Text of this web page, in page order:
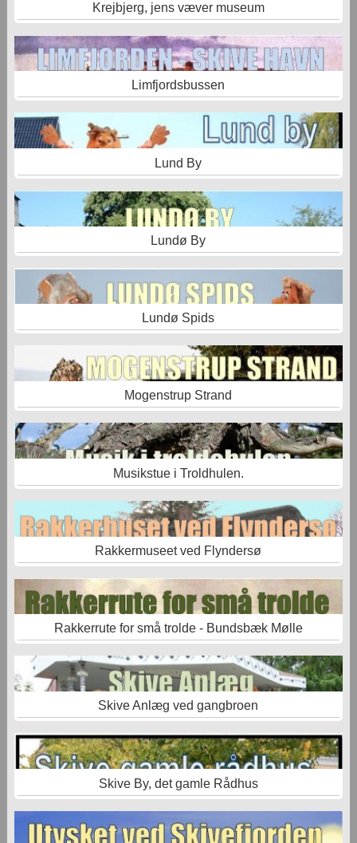
Krejbjerg, jens væver museum
Limfjordsbussen
Lund By
Lundø By
Lundø Spids
Mogenstrup Strand
Musikstue i Troldhulen.
Rakkermuseet ved Flyndersø
Rakkerrute for små trolde - Bundsbæk Mølle
Skive Anlæg ved gangbroen
Skive By, det gamle Rådhus